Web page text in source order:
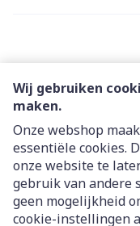
Wij gebruiken
maken.
Onze webshop
essentiële cookies.
onze website te
gebruik van andere
geen mogelijkheid
cookie-instellingen
Juridische links